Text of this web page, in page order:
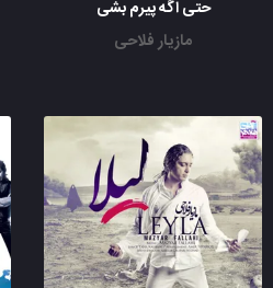
حتی اگه پیرم بشی
مازیار فلاحی